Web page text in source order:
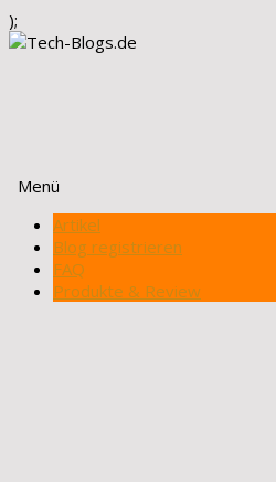
);
Menü
Zum
Inhalt
springen
Artikel
Blog registrieren
FAQ
Produkte & Review